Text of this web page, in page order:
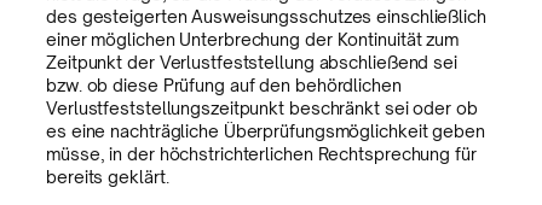
des gesteigerten Ausweisungsschutzes einschließlich
einer möglichen Unterbrechung der Kontinuität zum
Zeitpunkt der Verlustfeststellung abschließend sei
bzw. ob diese Prüfung auf den behördlichen
Verlustfeststellungszeitpunkt beschränkt sei oder ob
es eine nachträgliche Überprüfungsmöglichkeit geben
müsse, in der höchstrichterlichen Rechtsprechung für
bereits geklärt.